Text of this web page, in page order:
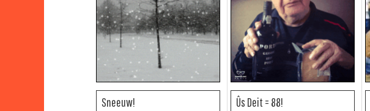
Sneeuw! Ûs Deit = 88!